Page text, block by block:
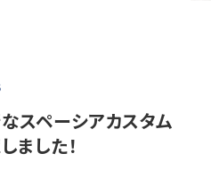
スペーシアカスタム
ました！